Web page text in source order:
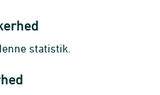
statistik.